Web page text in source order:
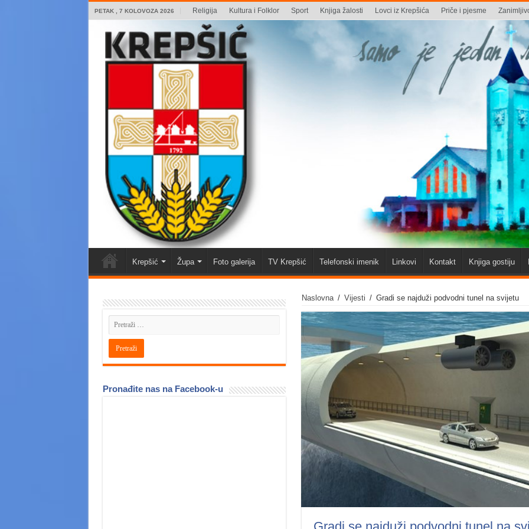
PETAK , 7 KOLOVOZA 2026 Religija Kultura i Folklor Sport Knjiga žalosti Lovci iz Krepšića Priče i pjesme
Krepšić Župa Foto galerija TV Krepšić Telefonski imenik Linkovi Kontakt Knjiga gostiju
Naslovna / Vijesti / Gradi se najduži podvodni tunel na svijetu
Pronađite nas na Facebook-u